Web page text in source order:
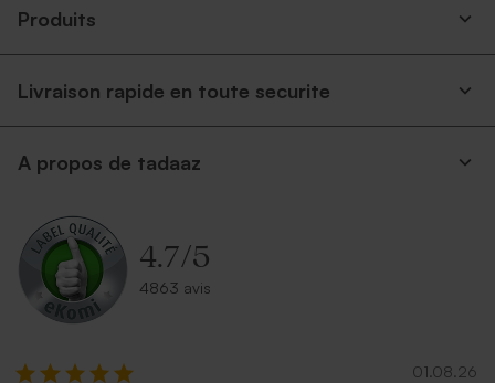
Produits
Livraison rapide en toute securite
A propos de tadaaz
4.7/5
4863 avis
01.08.26